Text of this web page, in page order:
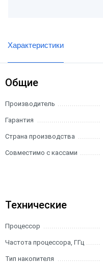
Характеристики
Общие
Производитель
Гарантия
Страна производства
Совместимо с кассами
Технические
Процессор
Частота процессора, ГГц
Тип накопителя